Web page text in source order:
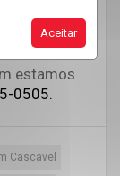
Aceitar
cidade.
nas redes
estamos
0505.
Cascavel